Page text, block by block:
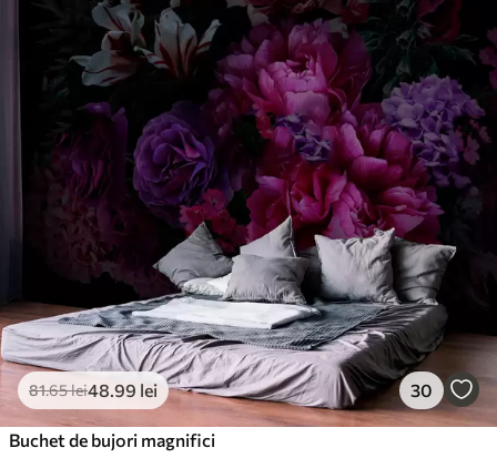
81.65lei48.99 lei 30
Buchet de bujori magnifici